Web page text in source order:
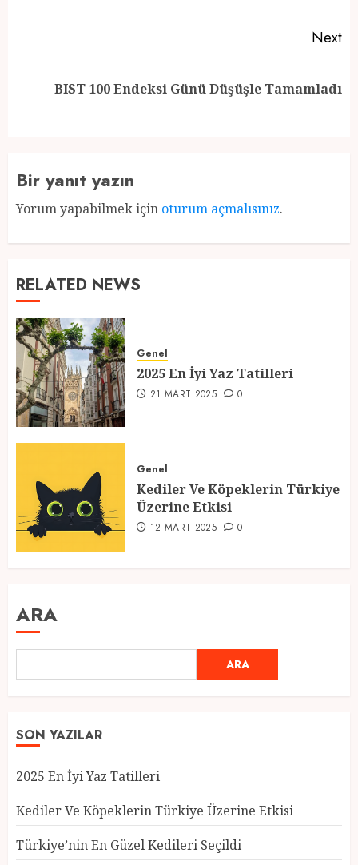
Next
BIST 100 Endeksi Günü Düşüşle Tamamladı
Bir yanıt yazın
Yorum yapabilmek için oturum açmalısınız.
RELATED NEWS
Genel
2025 En İyi Yaz Tatilleri
21 MART 2025 0
Genel
Kediler Ve Köpeklerin Türkiye
Üzerine Etkisi
12 MART 2025 0
ARA
ARA
SON YAZILAR
2025 En İyi Yaz Tatilleri
Kediler Ve Köpeklerin Türkiye Üzerine Etkisi
Türkiye’nin En Güzel Kedileri Seçildi